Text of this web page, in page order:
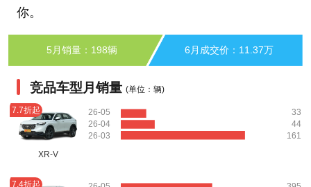
你。
5月销量：198辆 6月成交价：11.37万
竞品车型月销量 (单位：辆)
7.7折起
XR-V
26-05
26-04
26-03
33
44
161
7.4折起